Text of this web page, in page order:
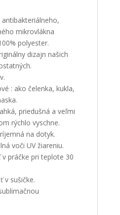
mikrovlákna
polyester.
dizajn našich
: ako čelenka, kukla,
priedušná a veľmi
rýchlo vyschne.
na dotyk.
voči UV žiareniu.
práčke pri teplote 30
v sušičke.